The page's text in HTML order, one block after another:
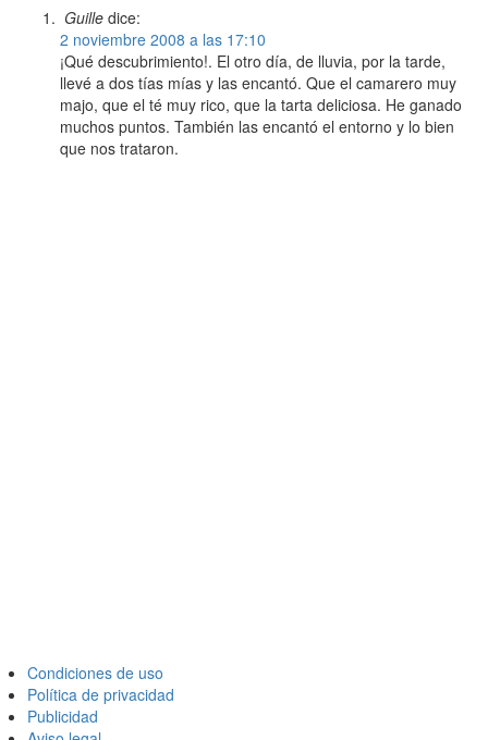
Guille dice:
2 noviembre 2008 a las 17:10
¡Qué descubrimiento!. El otro día, de lluvia, por la tarde,
llevé a dos tías mías y las encantó. Que el camarero muy
majo, que el té muy rico, que la tarta deliciosa. He ganado
muchos puntos. También las encantó el entorno y lo bien
que nos trataron.
Condiciones de uso
Política de privacidad
Publicidad